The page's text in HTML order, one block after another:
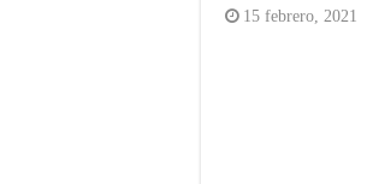
15 febrero, 2021